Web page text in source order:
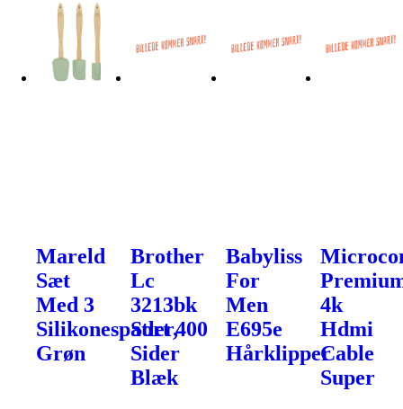
Mareld
Sæt
Med 3
Silikonespatler,
Grøn
Brother
Lc
3213bk
Sort 400
Sider
Blæk
Babyliss
For
Men
E695e
Hårklipper
4k
Hdmi
Cable
Super